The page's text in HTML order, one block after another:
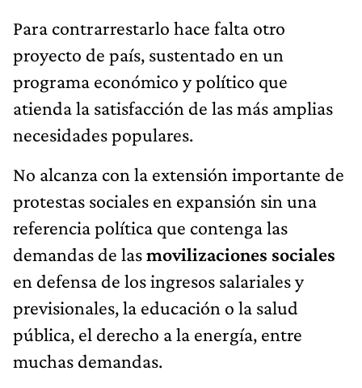
Para contrarrestarlo hace falta otro
proyecto de país, sustentado en un
programa económico y político que
atienda la satisfacción de las más amplias
necesidades populares.
No alcanza con la extensión importante de
protestas sociales en expansión sin una
referencia política que contenga las
demandas de lasmovilizaciones sociales
en defensa de los ingresos salariales y
previsionales, la educación o la salud
pública, el derecho a la energía, entre
muchas demandas.